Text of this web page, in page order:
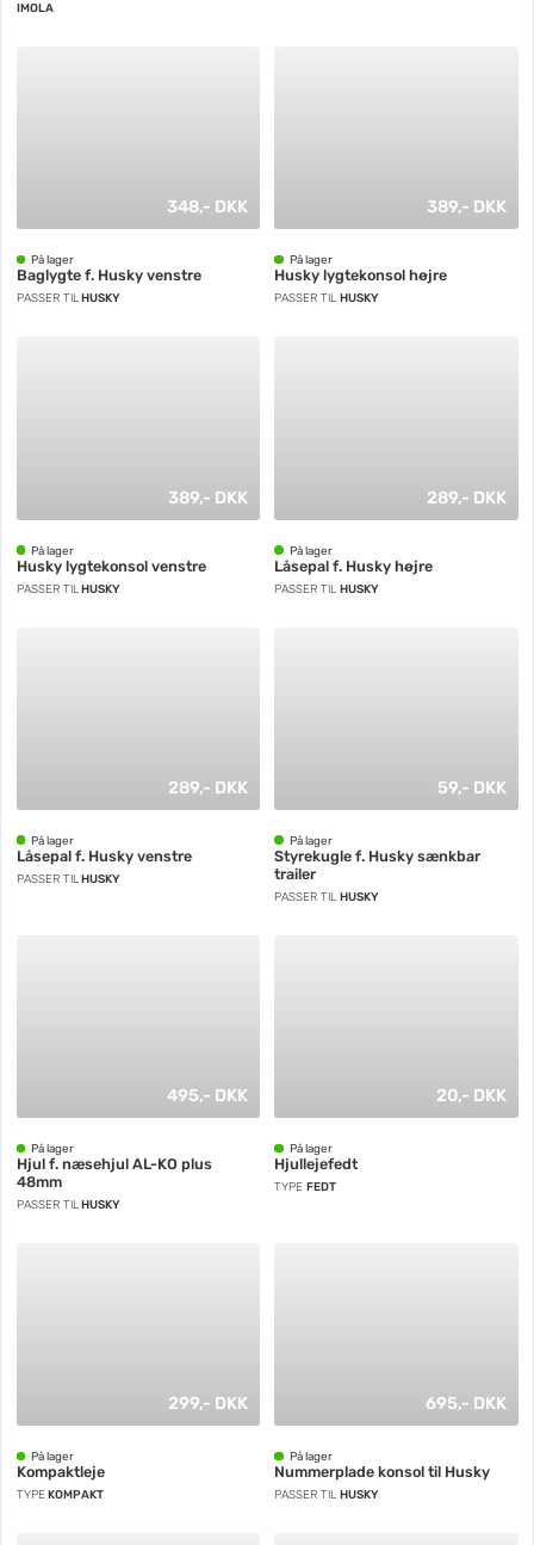
IMOLA
348,- DKK
På lager
Baglygte f. Husky venstre
PASSER TIL HUSKY
389,- DKK
På lager
Husky lygtekonsol højre
PASSER TIL HUSKY
389,- DKK
På lager
Husky lygtekonsol venstre
PASSER TIL HUSKY
289,- DKK
På lager
Låsepal f. Husky højre
PASSER TIL HUSKY
289,- DKK
På lager
Låsepal f. Husky venstre
PASSER TIL HUSKY
59,- DKK
På lager
Styrekugle f. Husky sænkbar
trailer
PASSER TIL HUSKY
495,- DKK
På lager
Hjul f. næsehjul AL-KO plus
48mm
PASSER TIL HUSKY
20,- DKK
På lager
Hjullejefedt
TYPE FEDT
299,- DKK
På lager
Kompaktleje
TYPE KOMPAKT
695,- DKK
På lager
Nummerplade konsol til Husky
PASSER TIL HUSKY